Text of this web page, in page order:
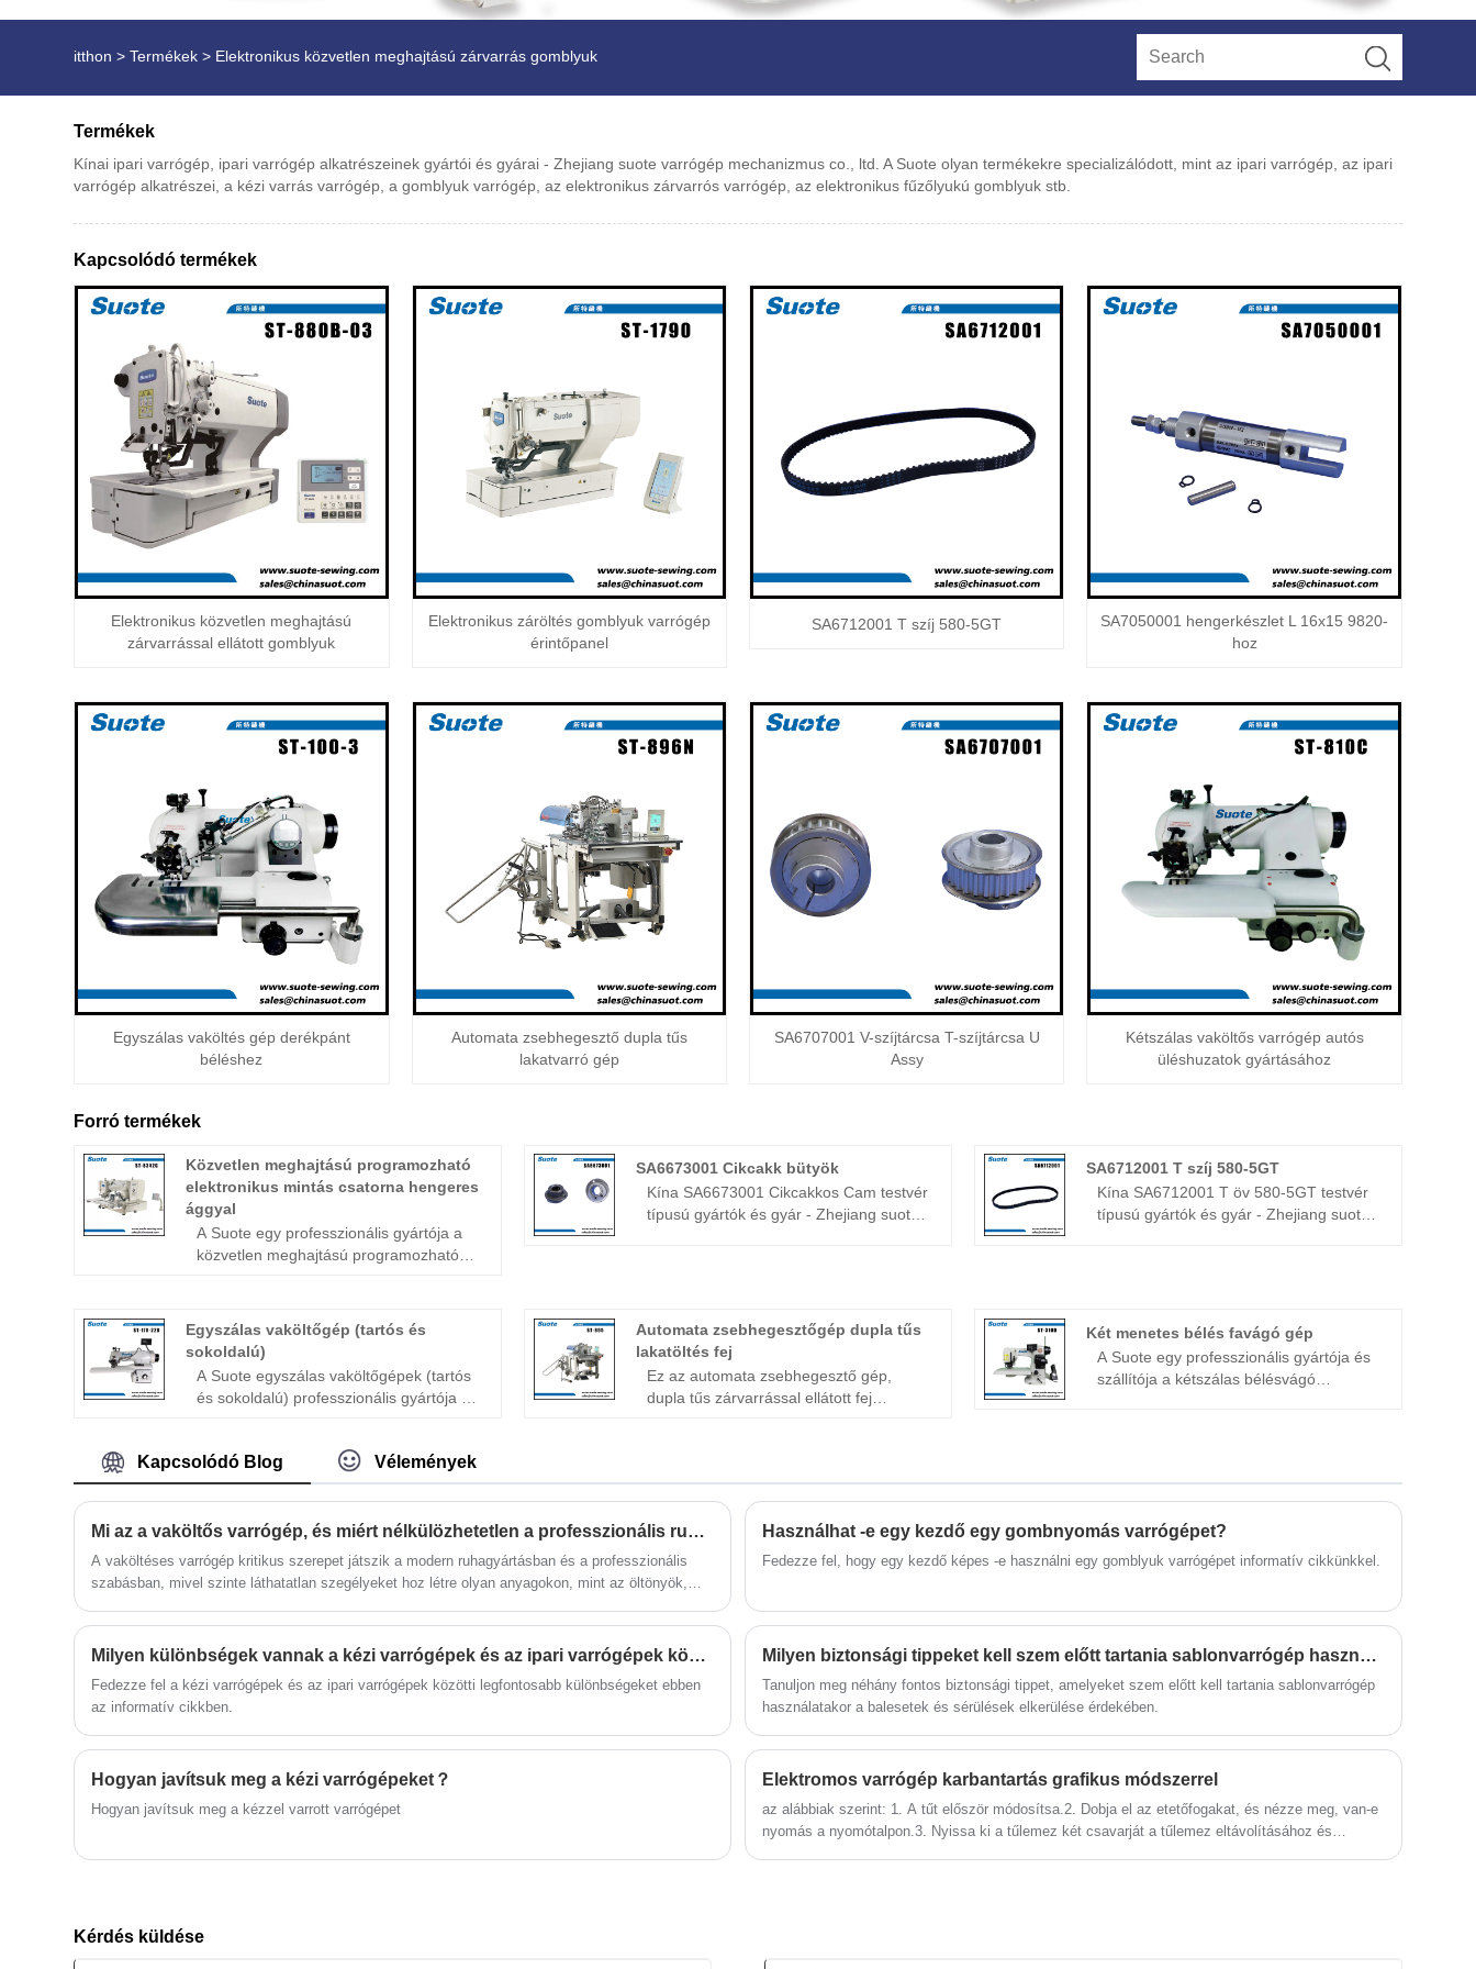
itthon > Termékek > Elektronikus közvetlen meghajtású zárvarrás gomblyuk
Termékek
Kínai ipari varrógép, ipari varrógép alkatrészeinek gyártói és gyárai - Zhejiang suote varrógép mechanizmus co., ltd. A Suote olyan termékekre specializálódott, mint az ipari varrógép, az ipari
varrógép alkatrészei, a kézi varrás varrógép, a gomblyuk varrógép, az elektronikus zárvarrós varrógép, az elektronikus fűzőlyukú gomblyuk stb.
Kapcsolódó termékek
Elektronikus közvetlen meghajtású
zárvarrással ellátott gomblyuk
Elektronikus záröltés gomblyuk varrógép
érintőpanel
SA6712001 T szíj 580-5GT
SA7050001 hengerkészlet L 16x15 9820-
hoz
Egyszálas vaköltés gép derékpánt
béléshez
Automata zsebhegesztő dupla tűs
lakatvarró gép
SA6707001 V-szíjtárcsa T-szíjtárcsa U
Assy
Kétszálas vaköltős varrógép autós
üléshuzatok gyártásához
Forró termékek
Közvetlen meghajtású programozható
elektronikus mintás csatorna hengeres
ággyal
A Suote egy professzionális gyártója a
közvetlen meghajtású programozható
programozható elektronikus mintás
csatorna hengerágyas gyártása terén
szerzett szakmai szakértelmünket az
elmúlt 20+ évben csiszoltuk. Kínai
közvetlen meghajtású programozható
hengerágyas testvértípus gyártói és
gyárai - Zhejiang suote varrógép
mechanizmus co., ltd. Tisztelettel
üdvözlöm az élet minden területéről
érkező barátokat, akik ellátogatnak,
vezetnek és üzletet tárgyalnak.
SA6673001 Cikcakk bütyök
Kína SA6673001 Cikcakkos Cam testvér
típusú gyártók és gyár - Zhejiang suote
üzletet.
SA6712001 T szíj 580-5GT
Kína SA6712001 T öv 580-5GT testvér
típusú gyártók és gyár - Zhejiang suote
üzletet.
Egyszálas vaköltőgép (tartós és
sokoldalú)
A Suote egyszálas vaköltőgépek (tartós
és sokoldalú) professzionális gyártója és
fejleszti a speciális gépeket. Az
alábbiakban részletes
termékinformációkat és specifikációkat
ismertetünk, amelyek segítségével
jobban megértheti a gépet az Ön
igényeinek megfelelően.
Automata zsebhegesztőgép dupla tűs
lakatöltés fej
Ez az automata zsebhegesztő gép,
dupla tűs zárvarrással ellátott fej
dupla/egyszeres varrás a kezelőpanel
gombjának egyszerű megnyomásával
váltható át. Meghosszabbított
varráshossz (18-220 mm)
Érintőképernyős működés A Suote az
automata hegesztőgép dupla tűs
varratfej professzionális gyártója. Az
automata hegesztőgépek dupla tűs
varratfej gyártásában szerzett
professzionális szakértelmünket az
elmúlt 20+ évben csiszoltuk.
Két menetes bélés favágó gép
A Suote egy professzionális gyártója és
szállítója a kétszálas bélésvágó
sok éves gyártási tapasztalattal fejleszti
részletes termékinformációkat és
specifikációkat ismertetünk, amelyek
Kapcsolódó Blog Vélemények
Mi az a vaköltős varrógép, és miért nélkülözhetetlen a professzionális ruhakészítéshez?
A vaköltéses varrógép kritikus szerepet játszik a modern ruhagyártásban és a professzionális
szabásban, mivel szinte láthatatlan szegélyeket hoz létre olyan anyagokon, mint az öltönyök,
Használhat -e egy kezdő egy gombnyomás varrógépet?
Fedezze fel, hogy egy kezdő képes -e használni egy gomblyuk varrógépet informatív cikkünkkel.
Milyen különbségek vannak a kézi varrógépek és az ipari varrógépek között?
Fedezze fel a kézi varrógépek és az ipari varrógépek közötti legfontosabb különbségeket ebben
az informatív cikkben.
Milyen biztonsági tippeket kell szem előtt tartania sablonvarrógép használatakor?
Tanuljon meg néhány fontos biztonsági tippet, amelyeket szem előtt kell tartania sablonvarrógép
használatakor a balesetek és sérülések elkerülése érdekében.
Hogyan javítsuk meg a kézi varrógépeket？
Hogyan javítsuk meg a kézzel varrott varrógépet
Elektromos varrógép karbantartás grafikus módszerrel
az alábbiak szerint: 1. A tűt először módosítsa.2. Dobja el az etetőfogakat, és nézze meg, van-e
nyomás a nyomótalpon.3. Nyissa ki a tűlemez két csavarját a tűlemez eltávolításához és
Kérdés küldése